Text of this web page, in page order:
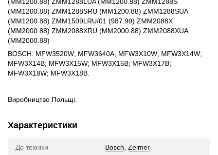
(MM1200.88) ZMM1288SRU (MM1200.88) ZMM1288SUA
(MM1200.88) ZMM1509LRU/01 (987.90) ZMM2088X
(MM2000.88) ZMM2088XRU (MM2000.88) ZMM2088XUA
(MM2000.88)
BOSCH: MFW3520W; MFW3640A; MFW3X10W; MFW3X14W;
MFW3X14B; MFW3X15W; MFW3X15B; MFW3X17B;
MFW3X18W; MFW3X18B.
Виробництво Польщі.
Характеристики
До техніки Bosch Zelmer